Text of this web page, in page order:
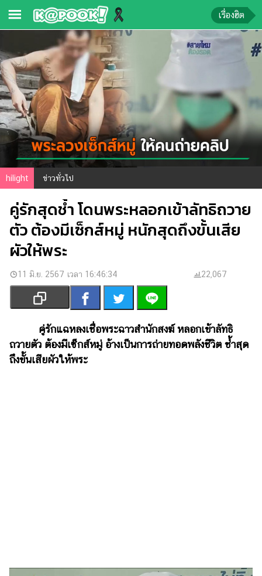
ข่าว-
ความ
รู้
ข่าว
ข่าว
บันเทิง
ตรวจ
หวย
ผล
บอล
สด
การ
การ
ศึกษา
บันเทิง
รูปภาพ
วง
เรื่องฮิต
hilight ข่าวทั่วไป
คู่รักสุดช้ำ โดนพระหลอกเข้าลัทธิถวาย
ตัว ต้องมีเซ็กส์หมู่ หนักสุดถึงขั้นเสีย
ผัวให้พระ
11 มิ.ย. 2567 เวลา 16:46:34 22,067
คู่รักแฉหลงเชื่อพระฉาวสำนักสงฆ์ หลอกเข้าลัทธิ
ถวายตัว ต้องมีเซ็กส์หมู่ อ้างเป็นการถ่ายทอดพลังชีวิต ช้ำสุด
ถึงขั้นเสียผัวให้พระ